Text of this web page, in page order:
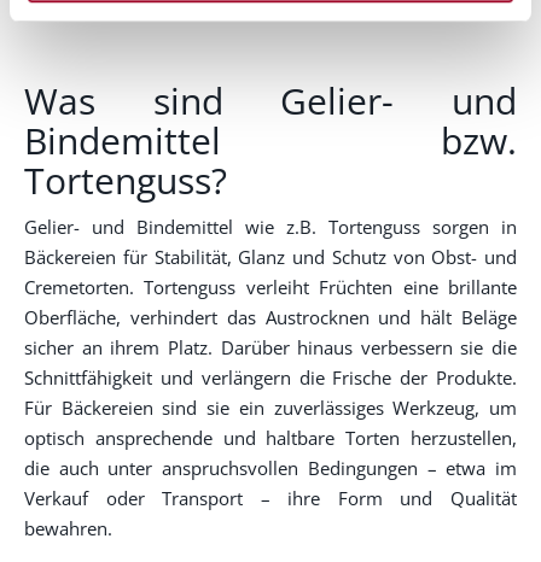
Was sind Gelier- und
Bindemittel bzw.
Tortenguss?
Gelier- und Bindemittel wie z.B. Tortenguss sorgen in
Bäckereien für Stabilität, Glanz und Schutz von Obst- und
Cremetorten. Tortenguss verleiht Früchten eine brillante
Oberfläche, verhindert das Austrocknen und hält Beläge
sicher an ihrem Platz. Darüber hinaus verbessern sie die
Schnittfähigkeit und verlängern die Frische der Produkte.
Für Bäckereien sind sie ein zuverlässiges Werkzeug, um
optisch ansprechende und haltbare Torten herzustellen,
die auch unter anspruchsvollen Bedingungen – etwa im
Verkauf oder Transport – ihre Form und Qualität
bewahren.